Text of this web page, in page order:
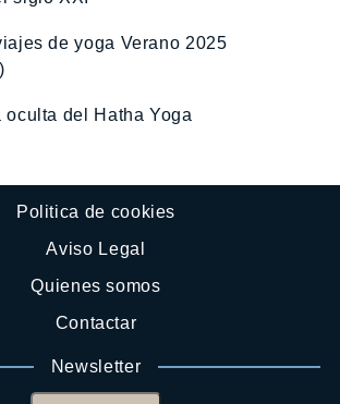
de yoga Verano 2025
oculta del Hatha Yoga
Politica de cookies
Aviso Legal
Quienes somos
Contactar
Newsletter